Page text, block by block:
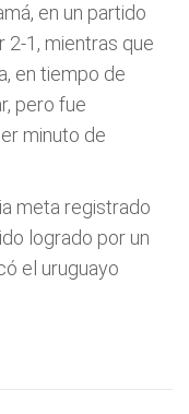
en un partido
2-1, mientras que
en tiempo de
pero fue
minuto de
meta registrado
logrado por un
el uruguayo